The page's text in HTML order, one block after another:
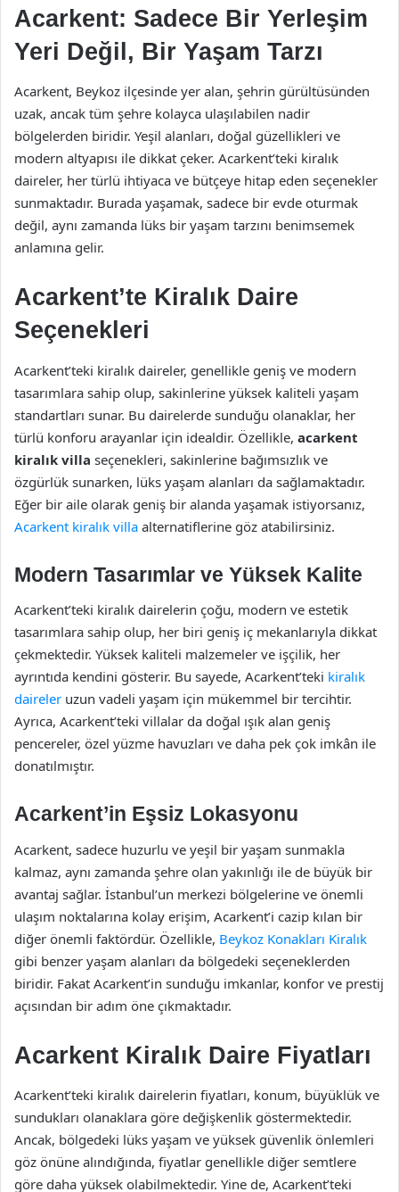
Acarkent: Sadece Bir Yerleşim
Yeri Değil, Bir Yaşam Tarzı
Acarkent, Beykoz ilçesinde yer alan, şehrin gürültüsünden
uzak, ancak tüm şehre kolayca ulaşılabilen nadir
bölgelerden biridir. Yeşil alanları, doğal güzellikleri ve
modern altyapısı ile dikkat çeker. Acarkent’teki kiralık
daireler, her türlü ihtiyaca ve bütçeye hitap eden seçenekler
sunmaktadır. Burada yaşamak, sadece bir evde oturmak
değil, aynı zamanda lüks bir yaşam tarzını benimsemek
anlamına gelir.
Acarkent’te Kiralık Daire
Seçenekleri
Acarkent’teki kiralık daireler, genellikle geniş ve modern
tasarımlara sahip olup, sakinlerine yüksek kaliteli yaşam
standartları sunar. Bu dairelerde sunduğu olanaklar, her
türlü konforu arayanlar için idealdir. Özellikle, acarkent
kiralık villa seçenekleri, sakinlerine bağımsızlık ve
özgürlük sunarken, lüks yaşam alanları da sağlamaktadır.
Eğer bir aile olarak geniş bir alanda yaşamak istiyorsanız,
Acarkent kiralık villa alternatiflerine göz atabilirsiniz.
Modern Tasarımlar ve Yüksek Kalite
Acarkent’teki kiralık dairelerin çoğu, modern ve estetik
tasarımlara sahip olup, her biri geniş iç mekanlarıyla dikkat
çekmektedir. Yüksek kaliteli malzemeler ve işçilik, her
ayrıntıda kendini gösterir. Bu sayede, Acarkent’teki kiralık
daireler uzun vadeli yaşam için mükemmel bir tercihtir.
Ayrıca, Acarkent’teki villalar da doğal ışık alan geniş
pencereler, özel yüzme havuzları ve daha pek çok imkân ile
donatılmıştır.
Acarkent’in Eşsiz Lokasyonu
Acarkent, sadece huzurlu ve yeşil bir yaşam sunmakla
kalmaz, aynı zamanda şehre olan yakınlığı ile de büyük bir
avantaj sağlar. İstanbul’un merkezi bölgelerine ve önemli
ulaşım noktalarına kolay erişim, Acarkent’i cazip kılan bir
diğer önemli faktördür. Özellikle, Beykoz Konakları Kiralık
gibi benzer yaşam alanları da bölgedeki seçeneklerden
biridir. Fakat Acarkent’in sunduğu imkanlar, konfor ve prestij
açısından bir adım öne çıkmaktadır.
Acarkent Kiralık Daire Fiyatları
Acarkent’teki kiralık dairelerin fiyatları, konum, büyüklük ve
sundukları olanaklara göre değişkenlik göstermektedir.
Ancak, bölgedeki lüks yaşam ve yüksek güvenlik önlemleri
göz önüne alındığında, fiyatlar genellikle diğer semtlere
göre daha yüksek olabilmektedir. Yine de, Acarkent’teki